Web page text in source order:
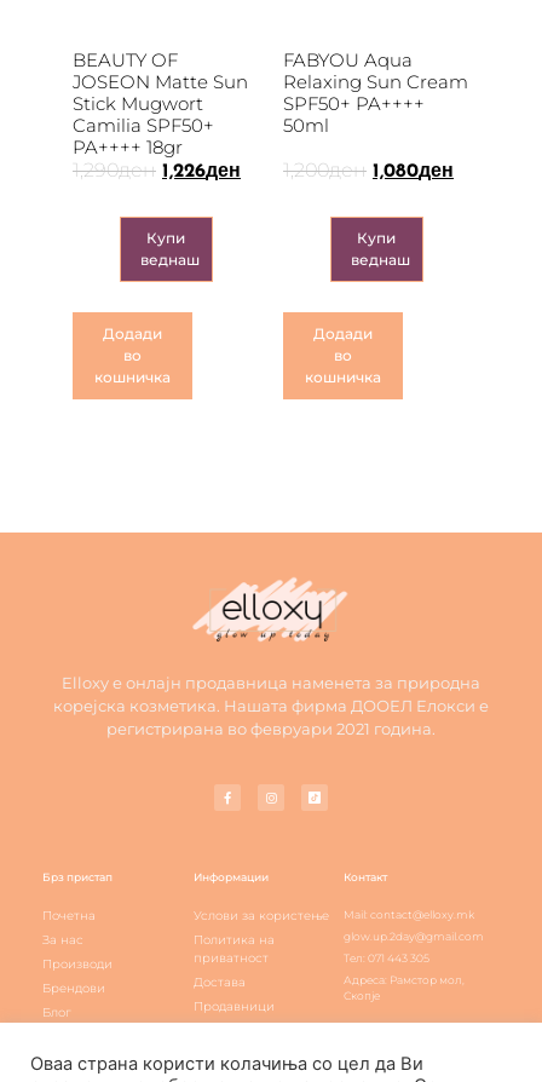
BEAUTY OF
JOSEON Matte Sun
Stick Mugwort
Camilia SPF50+
PA++++ 18gr
1,290ден 1,226ден
Купи
веднаш
Додади
во
кошничка
FABYOU Aqua
Relaxing Sun Cream
SPF50+ PA++++
50ml
1,200ден 1,080ден
Купи
веднаш
Додади
во
кошничка
Elloxy е онлајн продавница наменета за природна
корејска козметика. Нашата фирма ДООЕЛ Елокси е
регистрирана во февруари 2021 година.
Брз пристап
Почетна
За нас
Производи
Брендови
Блог
Информации
Услови за користење
Политика на
приватност
Достава
Продавници
Контакт
Mail: contact@elloxy.mk
glow.up.2day@gmail.com
Тел: 071 443 305
Адреса: Рамстор мол,
Скопје
Оваа страна користи колачиња со цел да Ви